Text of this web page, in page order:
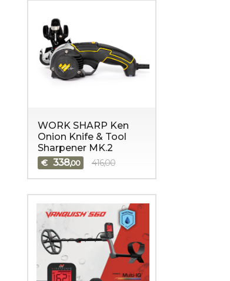
WORK SHARP Ken
Onion Knife & Tool
Sharpener MK.2
€ 338,00 416,00